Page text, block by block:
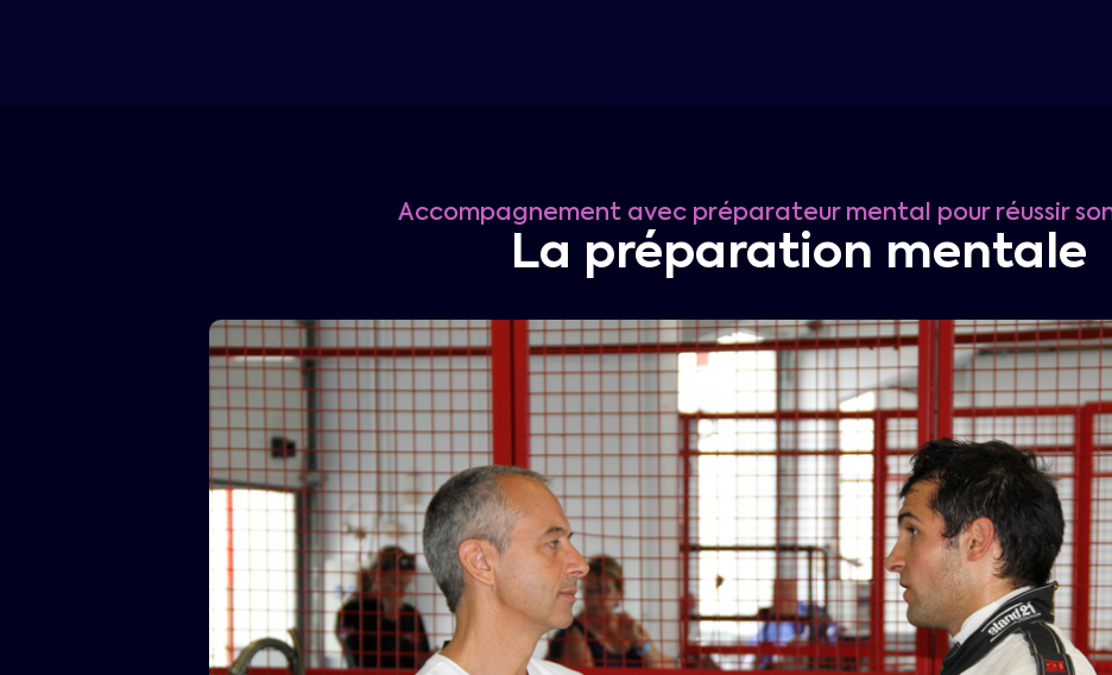
Accompagnement avec préparateur mental pour réussir
La préparation mentale